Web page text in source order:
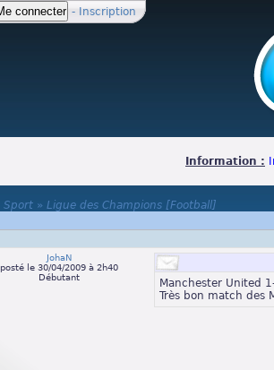
- Inscription
Information :
Sport » Ligue des Champions [Football]
JohaN
posté le 30/04/2009 à 2h40
Débutant
Manchester United
Très bon match des